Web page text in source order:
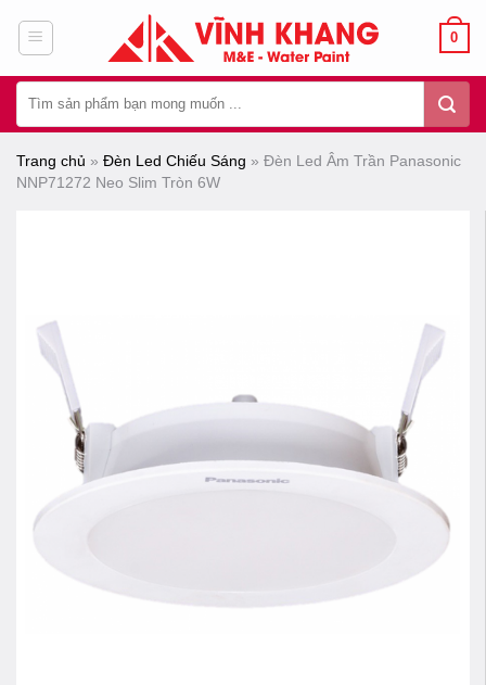
dung
0
kiếm:
Trang chủ » Đèn Led Chiếu Sáng » Đèn Led Âm Trần Panasonic
NNP71272 Neo Slim Tròn 6W